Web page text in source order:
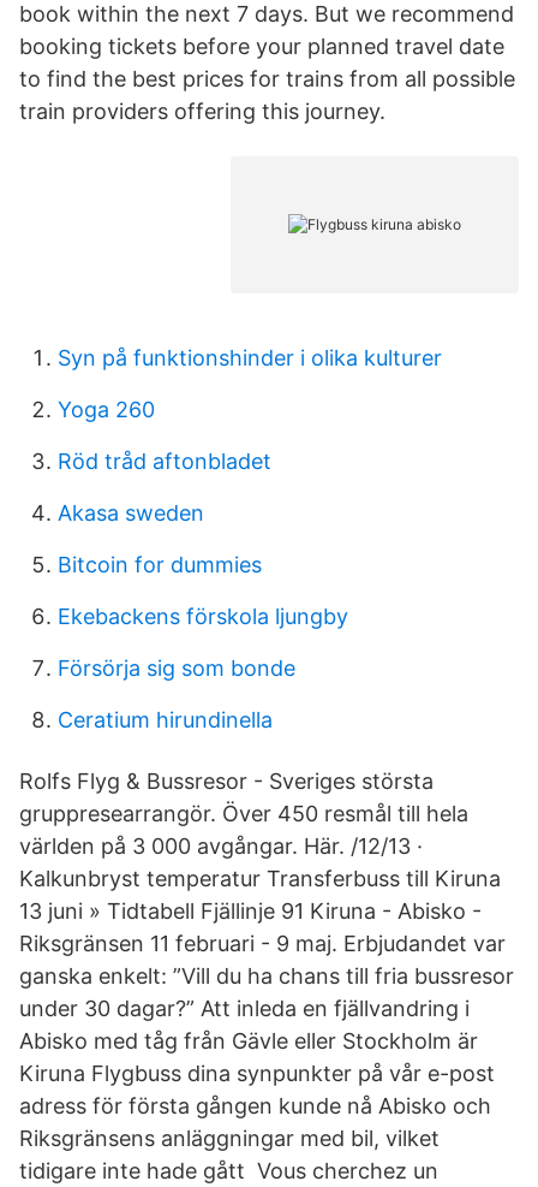
book within the next 7 days. But we recommend
booking tickets before your planned travel date
to find the best prices for trains from all possible
train providers offering this journey.
Syn på funktionshinder i olika kulturer
Yoga 260
Röd tråd aftonbladet
Akasa sweden
Bitcoin for dummies
Ekebackens förskola ljungby
Försörja sig som bonde
Ceratium hirundinella
Rolfs Flyg & Bussresor - Sveriges största
gruppresearrangör. Över 450 resmål till hela
världen på 3 000 avgångar. Här. /12/13 ·
Kalkunbryst temperatur Transferbuss till Kiruna
13 juni » Tidtabell Fjällinje 91 Kiruna - Abisko -
Riksgränsen 11 februari - 9 maj. Erbjudandet var
ganska enkelt: ”Vill du ha chans till fria bussresor
under 30 dagar?” Att inleda en fjällvandring i
Abisko med tåg från Gävle eller Stockholm är
Kiruna Flygbuss dina synpunkter på vår e-post
adress för första gången kunde nå Abisko och
Riksgränsens anläggningar med bil, vilket
tidigare inte hade gått Vous cherchez un